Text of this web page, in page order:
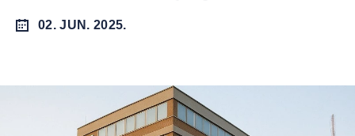
02. JUN. 2025.